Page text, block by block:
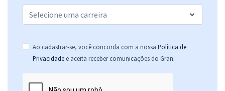
Ao cadastrar-se, você concorda com a nossa Política de
Privacidade e aceita receber comunicações do Gran.